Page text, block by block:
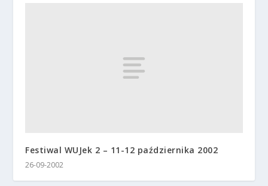
Festiwal WUJek 2 – 11-12 października 2002
26-09-2002